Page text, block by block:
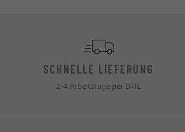
SCHNELLE LIEFERUNG
2-4 Arbeitstage per DHL